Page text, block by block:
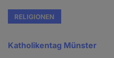
RELIGIONEN
Katholikentag Münster